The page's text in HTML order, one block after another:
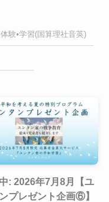
体験•学習(国算理社音英)
: 2026年7月8月【ユ
プレゼント企画⑥】